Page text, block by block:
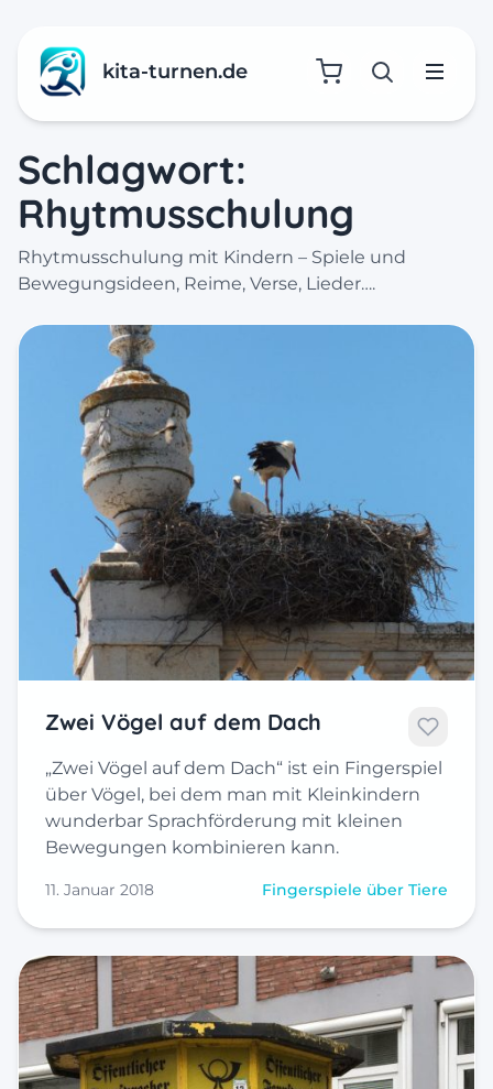
kita-turnen.de SucheMenü
Schlagwort:
Rhytmusschulung
Rhytmusschulung mit Kindern – Spiele und
Bewegungsideen, Reime, Verse, Lieder….
Zwei Vögel auf dem Dach
„Zwei Vögel auf dem Dach“ ist ein Fingerspiel
über Vögel, bei dem man mit Kleinkindern
wunderbar Sprachförderung mit kleinen
Bewegungen kombinieren kann.
11. Januar 2018 Fingerspiele über Tiere